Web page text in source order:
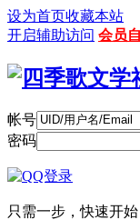
设为首页收藏本站
开启辅助访问 会员
帐号
密码
只需一步，快速开始